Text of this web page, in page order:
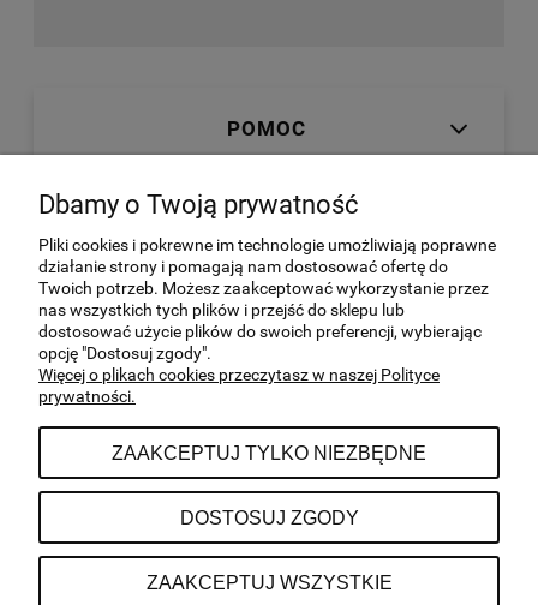
POMOC
MOJE KONTO
SKLEP ON-LINE
INFORMACJE
DANE KONTAKTOWE
NOON//NOON| Potrzebna 3/19, 02-448 Warszawa, woj.
mazowieckie | NIP: 8351485122 |kontakt@noonnoon.pl
Dbamy o Twoją prywatność
Pliki cookies i pokrewne im technologie umożliwiają poprawne
działanie strony i pomagają nam dostosować ofertę do
Twoich potrzeb. Możesz zaakceptować wykorzystanie przez
nas wszystkich tych plików i przejść do sklepu lub
dostosować użycie plików do swoich preferencji, wybierając
opcję "Dostosuj zgody".
Więcej o plikach cookies przeczytasz w naszej Polityce
prywatności.
ZAAKCEPTUJ TYLKO NIEZBĘDNE
DOSTOSUJ ZGODY
ZAAKCEPTUJ WSZYSTKIE